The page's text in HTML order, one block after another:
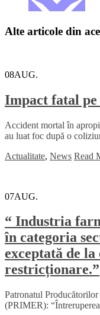
Alte articole din
08AUG.
Impact fatal pe
Accident mortal în
au luat foc după o
Actualitate, News Read
07AUG.
“ Industria
în categoria
exceptată de
restricționare.”
Patronatul
(PRIMER):